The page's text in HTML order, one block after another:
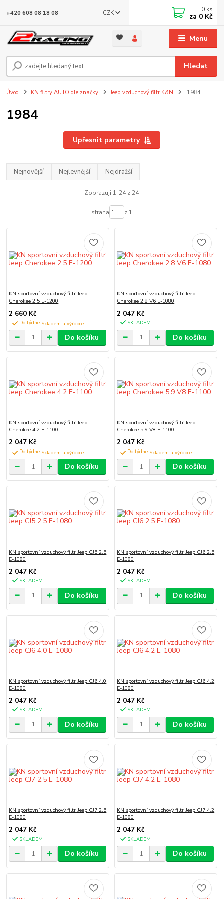
Menu
CZK
Hledat
+420 608 08 18 08 0 ks
za 0 Kč
Úvod KN filtry AUTO dle značky Jeep vzduchový filtr K&N 1984
1984
Upřesnit parametry
Nejnovější Nejlevnější Nejdražší
Zobrazuji 1-24 z 24
strana z 1
KN sportovní vzduchový filtr Jeep
Cherokee 2.5 E-1200
2 660 Kč
Do týdne
Do košíku
KN sportovní vzduchový filtr Jeep
Cherokee 2.8 V6 E-1080
2 047 Kč
SKLADEM
Do košíku
KN sportovní vzduchový filtr Jeep
Cherokee 4.2 E-1100
2 047 Kč
Do týdne
Do košíku
KN sportovní vzduchový filtr Jeep
Cherokee 5.9 V8 E-1100
2 047 Kč
Do týdne
Do košíku
KN sportovní vzduchový filtr Jeep CJ5 2.5
E-1080
2 047 Kč
SKLADEM
Do košíku
KN sportovní vzduchový filtr Jeep CJ6 2.5
E-1080
2 047 Kč
SKLADEM
Do košíku
KN sportovní vzduchový filtr Jeep CJ6 4.0
E-1080
2 047 Kč
SKLADEM
Do košíku
KN sportovní vzduchový filtr Jeep CJ6 4.2
E-1080
2 047 Kč
SKLADEM
Do košíku
KN sportovní vzduchový filtr Jeep CJ7 2.5
E-1080
2 047 Kč
SKLADEM
Do košíku
KN sportovní vzduchový filtr Jeep CJ7 4.2
E-1080
2 047 Kč
SKLADEM
Do košíku